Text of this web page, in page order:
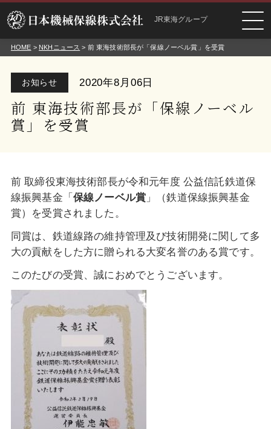
JR東海グループ
HOME > NKHニュース > 前 東海技術部長が「保線ノーベル賞」を受賞
お知らせ 2020年8月06日
前 東海技術部長が「保線ノーベル
賞」を受賞
前 取締役東海技術部長が令和元年度 公益信託鉄道保
線振興基金「 保線ノーベル賞 」（鉄道保線振興基金
賞）を受賞されました。
同賞は、鉄道線路の維持管理及び技術開発に関して多
大の貢献をした方に贈られる大変名誉のある賞です。
このたびの受賞、誠におめでとうございます。